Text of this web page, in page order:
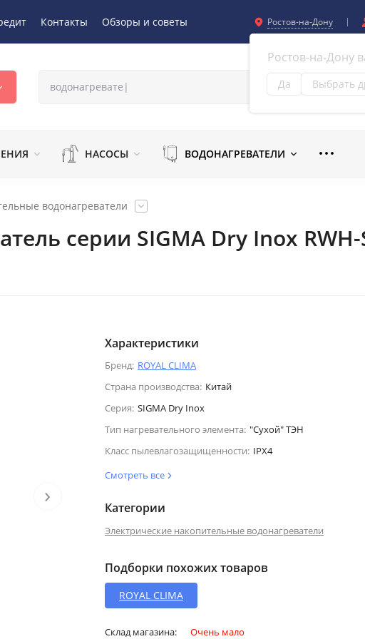
Контакты Обзоры и советы Ростов-на-Дону
Ростов-на-Дону
Да Выбрать
НАСОСЫ ВОДОНАГРЕВАТЕЛИ
водонагреватели
серии SIGMA Dry Inox RWH-
›
Характеристики
Бренд: ROYAL CLIMA
Страна производства: Китай
Серия: SIGMA Dry Inox
Тип нагревательного элемента: "Сухой" ТЭН
Класс пылевлагозащищенности: IPX4
Смотреть все
Категории
Электрические накопительные водонагреватели
Подборки похожих товаров
ROYAL CLIMA
Склад магазина: Очень мало